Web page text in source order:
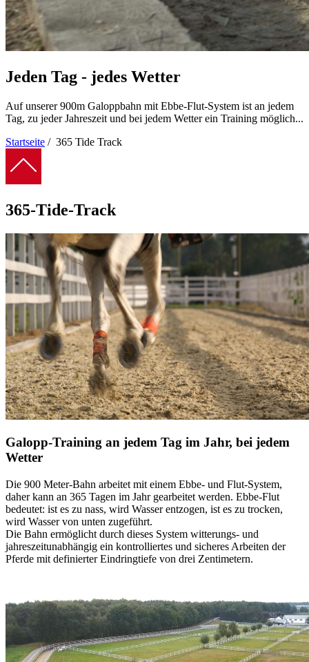
Jeden Tag - jedes Wetter
Auf unserer 900m Galoppbahn mit Ebbe-Flut-System ist an jedem
Tag, zu jeder Jahreszeit und bei jedem Wetter ein Training möglich...
Pfadnavigation
Startseite / 365 Tide Track
365-Tide-Track
Galopp-Training an jedem Tag im Jahr, bei jedem
Wetter
Die 900 Meter-Bahn arbeitet mit einem Ebbe- und Flut-System,
daher kann an 365 Tagen im Jahr gearbeitet werden. Ebbe-Flut
bedeutet: ist es zu nass, wird Wasser entzogen, ist es zu trocken,
wird Wasser von unten zugeführt.
Die Bahn ermöglicht durch dieses System witterungs- und
jahreszeitunabhängig ein kontrolliertes und sicheres Arbeiten der
Pferde mit definierter Eindringtiefe von drei Zentimetern.